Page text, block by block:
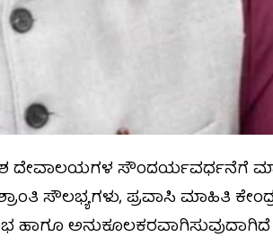
ಸೌಂದರ್ಯವರ್ಧನೆಗೆ
ಸೌಲಭ್ಯಗಳು, ಪ್ರವಾಸಿ ಮಾಹಿತಿ
ಹಾಗೂ